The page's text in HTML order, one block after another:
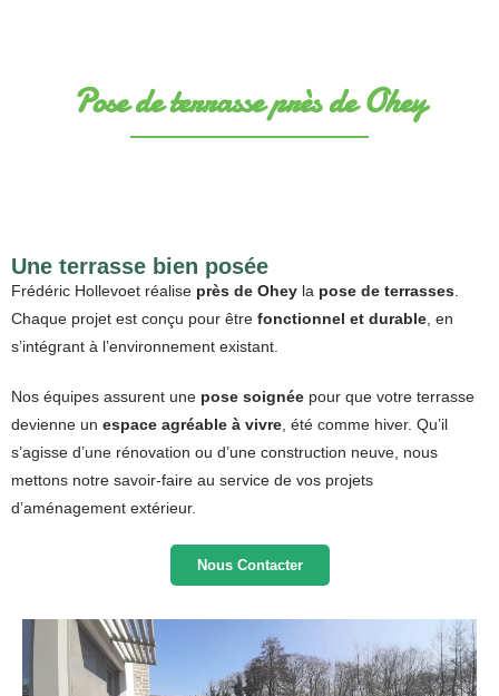
Pose de terrasse près de Ohey
Une terrasse bien posée
Frédéric Hollevoet réalise près de Ohey la pose de terrasses
Chaque projet est conçu pour être fonctionnel et durable , en
s’intégrant à l’environnement existant.
Nos équipes assurent une pose soignée pour que votre terrasse
devienne un espace agréable à vivre , été comme hiver. Qu’il
s’agisse d’une rénovation ou d’une construction neuve, nous
mettons notre savoir-faire au service de vos projets
d’aménagement extérieur.
Nous Contacter